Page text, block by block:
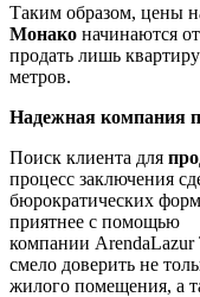
Таким образом, цены
Монако начинаются
продать лишь
метров.
Надежная компания
Поиск клиента для
процесс заключения
бюрократических
приятнее с помощью
компании
смело доверить не
жилого помещения, а